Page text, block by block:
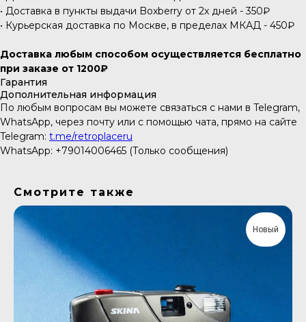
• Доставка в пункты выдачи Boxberry от 2х дней - 350₽
• Курьерская доставка по Москве, в пределах МКАД - 450₽
Доставка любым способом осуществляется бесплатно
при заказе от 1200₽
Гарантия
Дополнительная информация
По любым вопросам вы можете связаться с нами в Telegram,
WhatsApp, через почту или с помощью чата, прямо на сайте
Telegram: t.me/retroplaceru
WhatsApp: +79014006465 (Только сообщения)
Смотрите также
Новый